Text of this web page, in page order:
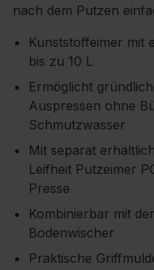
nach dem Putzen
Kunststoffeimer mit
bis zu 10 L
Ermöglicht
Auspressen ohne
Schmutzwasser
Mit separat
Leifheit Putzeimer
Presse
Kombinierbar mit
Bodenwischer
Praktische